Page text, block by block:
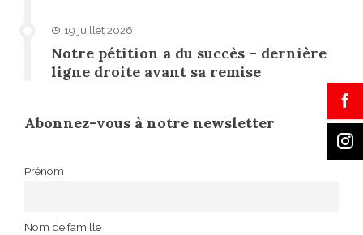
19 juillet 2026
Notre pétition a du succès – dernière
ligne droite avant sa remise
Abonnez-vous à notre newsletter
Prénom
Nom de famille